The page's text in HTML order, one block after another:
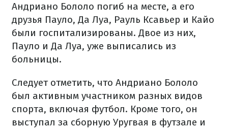
Андриано Бололо погиб на месте, а его
друзья Пауло, Да Луа, Рауль Ксавьер и Кайо
были госпитализированы. Двое из них,
Пауло и Да Луа, уже выписались из
больницы.
Следует отметить, что Андриано Бололо
был активным участником разных видов
спорта, включая футбол. Кроме того, он
выступал за сборную Уругвая в футзале и